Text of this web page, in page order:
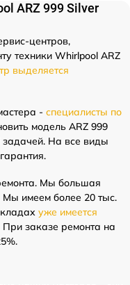
ARZ 999 Silver
центров,
техники Whirlpool ARZ
выделяется
- специалисты по
модель ARZ 999
задачей. На все виды
Мы большая
Мы имеем более 20 тыс.
уже имеется
При заказе ремонта на